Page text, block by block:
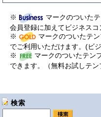
検索
※
マークのついた
会員登録に加えてビジネスコ
※
マークのついたテ
でご利用いただけます。(ビ
※
マークのついたテン
できます。（無料お試しテン